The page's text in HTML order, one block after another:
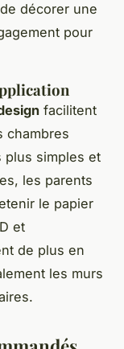
décorer une
pour
facilitent
chambres
plus simples et
les parents
le papier
et
de plus en
les murs